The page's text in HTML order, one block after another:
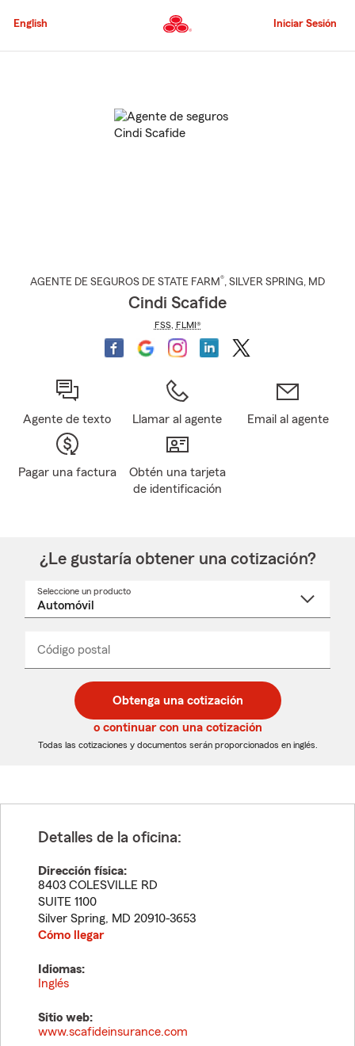
al
principal
English Iniciar Sesión
AGENTE DE SEGUROS DE STATE FARM®, SILVER SPRING, MD
Cindi Scafide
FSS, FLMI®
Agente de texto Llamar al agente Email al agente
Pagar una factura
Obtén una tarjeta
de identificación
¿Le gustaría obtener una cotización?
Seleccione un producto
desplegable
Código postal
de
5
dígitos
de
5
dígitos
_____
Obtenga una cotización
o continuar con una cotización
Todas las cotizaciones y documentos serán proporcionados en inglés.
Detalles de la oficina:
Dirección física:
8403 COLESVILLE RD
SUITE 1100
Silver Spring, MD 20910-3653
Cómo llegar
Idiomas:
Inglés
Sitio web:
www.scafideinsurance.com